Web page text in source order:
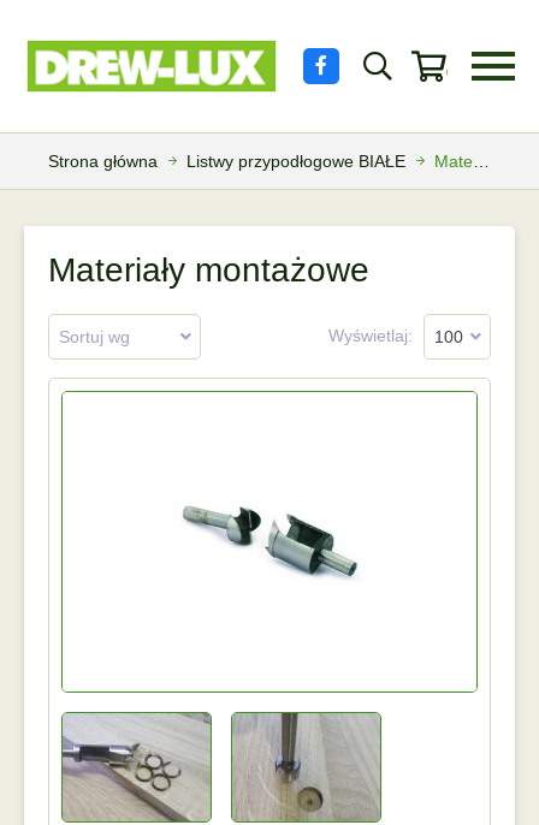
0
Strona główna Listwy przypodłogowe BIAŁE Materiały montażowe
Materiały montażowe
Sortuj wg Wyświetlaj: 100